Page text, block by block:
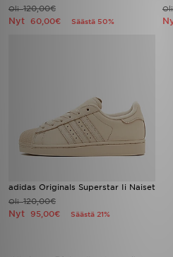
Oli120,00€
Nyt 60,00€ Säästä 50%
adidas Originals Superstar Ii Naiset
Oli120,00€
Nyt 95,00€ Säästä 21%